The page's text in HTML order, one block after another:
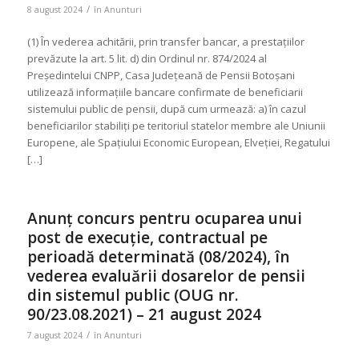
8 august 2024 / în Anunturi
(1) În vederea achitării, prin transfer bancar, a prestațiilor
prevăzute la art. 5 lit. d) din Ordinul nr. 874/2024 al
Președintelui CNPP, Casa Județeană de Pensii Botoșani
utilizează informațiile bancare confirmate de beneficiarii
sistemului public de pensii, după cum urmează: a) în cazul
beneficiarilor stabiliți pe teritoriul statelor membre ale Uniunii
Europene, ale Spațiului Economic European, Elveției, Regatului
[…]
Anunț concurs pentru ocuparea unui
post de execuție, contractual pe
perioadă determinată (08/2024), în
vederea evaluării dosarelor de pensii
din sistemul public (OUG nr.
90/23.08.2021) – 21 august 2024
7 august 2024 / în Anunturi